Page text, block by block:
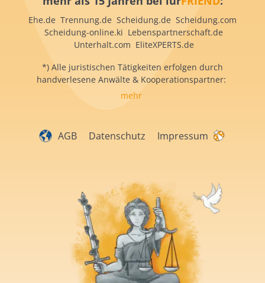
Ehe.de Trennung.de Scheidung.de Scheidung.com
Scheidung-online.ki Lebenspartnerschaft.de
Unterhalt.com EliteXPERTS.de
*) Alle juristischen Tätigkeiten erfolgen durch
handverlesene Anwälte & Kooperationspartner:
mehr
AGB Datenschutz Impressum